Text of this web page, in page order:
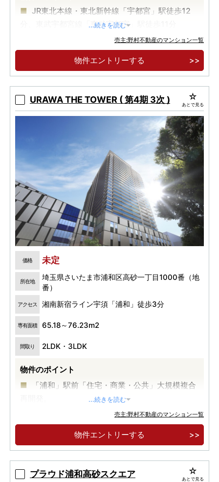
JR東北本線・東北新幹線「宇都宮」駅徒歩12
分、東武宇都宮線「東武宇都宮」駅徒歩11分
宇都宮文化の中心「二荒山神社」近接。
全戸南向き・15階建て・全69邸のレジデンス
...続きを読む
売主:野村不動産のマンション一覧
物件エントリーする
URAWA THE TOWER ( 第4期 3次 ) あとで見る
価格 未定
所在地
埼玉県さいたま市浦和区高砂一丁目1000番（地
番）
アクセス 湘南新宿ライン宇須「浦和」徒歩3分
専有面積 65.18～76.23m2
間取り 2LDK・3LDK
物件のポイント
「浦和」駅前「住宅・商業・公共」大規模複合
地上27階建て、全525邸、免震タワーレジデン
ス。
...続きを読む
売主:野村不動産のマンション一覧
物件エントリーする
プラウド浦和高砂スクエア あとで見る